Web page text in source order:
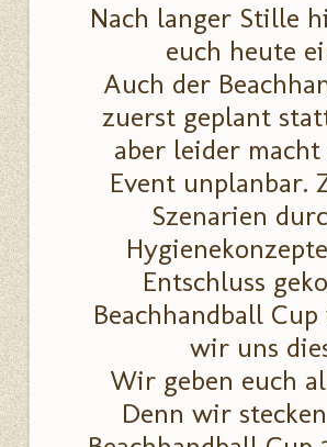
Nach langer Stille
euch heute
Auch der
zuerst geplant
aber leider
Event unplanbar.
Szenarien
Entschluss
Beachhandball
wir uns
Wir geben euch
Denn wir